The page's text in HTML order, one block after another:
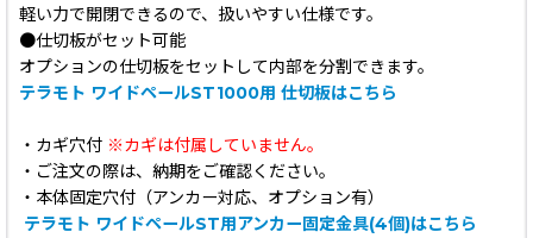
軽い力で開閉できるので、扱いやすい仕様です。
●仕切板がセット可能
オプションの仕切板をセットして内部を分割できます。
テラモト ワイドペールST1000用 仕切板はこちら
・カギ穴付 ※カギは付属していません。
・ご注文の際は、納期をご確認ください。
・本体固定穴付（アンカー対応、オプション有）
テラモト ワイドペールST用アンカー固定金具(4個)はこちら